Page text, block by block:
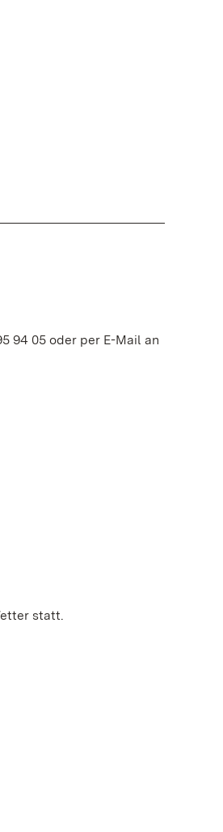
94 05 oder per E-Mail an
statt.